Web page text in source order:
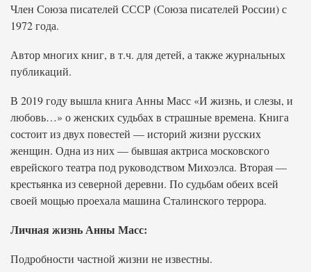
Член Союза писателей СССР (Союза писателей России) с
1972 года.
Автор многих книг, в т.ч. для детей, а также журнальных
публикаций.
В 2019 году вышла книга Анны Масс «И жизнь, и слезы, и
любовь…» о женских судьбах в страшные времена. Книга
состоит из двух повестей — историй жизни русских
женщин. Одна из них — бывшая актриса московского
еврейского театра под руководством Михоэлса. Вторая —
крестьянка из северной деревни. По судьбам обеих всей
своей мощью проехала машина Сталинского террора.
Личная жизнь Анны Масс:
Подробности частной жизни не известны.